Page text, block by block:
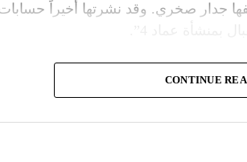
جدار صخري. وقد نشرتها أخيراً
CONTINUE